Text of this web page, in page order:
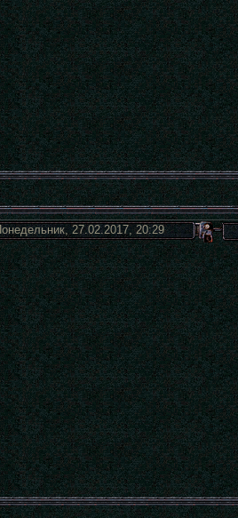
27.02.2017, 20:29